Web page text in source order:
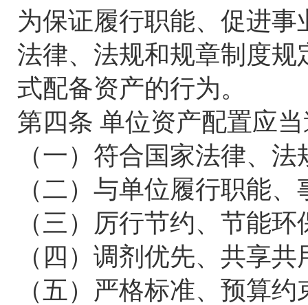
为保证履行职能、促进
法律、法规和规章制度
式配备资产的行为。
第四条 单位资产配置应
（一）符合国家法律、
（二）与单位履行职能
（三）厉行节约、节能环
（四）调剂优先、共享共
（五）严格标准、预算约